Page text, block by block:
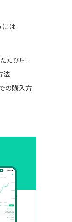
には
たび屋」
法
の購入方